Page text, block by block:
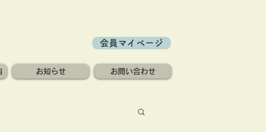
会員マイページ
お知らせ お問い合わせ